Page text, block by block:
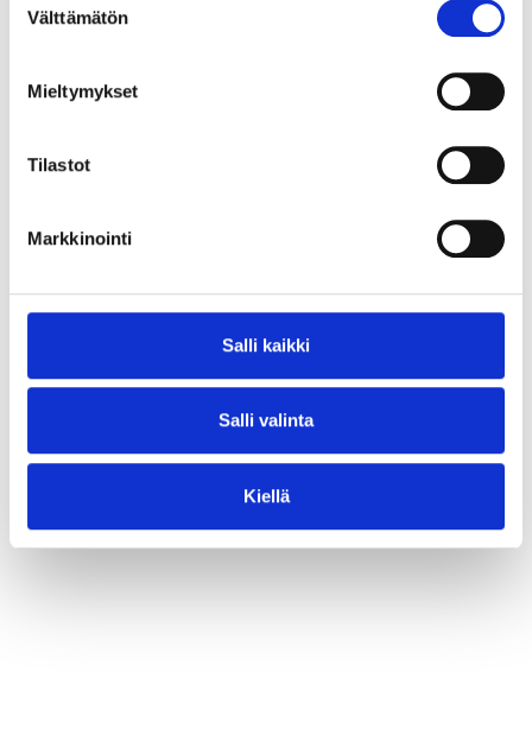
valinta
Välttämätön
Mieltymykset
Tilastot
Markkinointi
Salli kaikki
Salli valinta
Kiellä
agentti vaan paras orkestrointi